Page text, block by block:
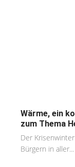
Wärme, ein
zum Thema
Der
Bürgern in aller...